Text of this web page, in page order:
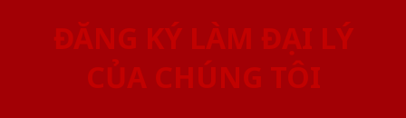
ĐĂNG KÝ LÀM ĐẠI LÝ
CỦA CHÚNG TÔI